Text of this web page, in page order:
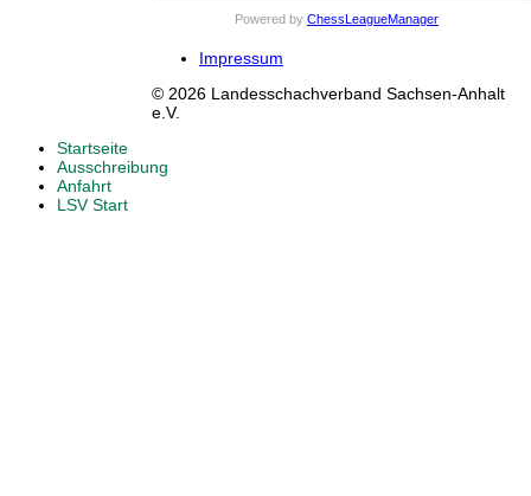
Powered by ChessLeagueManager
Impressum
© 2026 Landesschachverband Sachsen-Anhalt
e.V.
Startseite
Ausschreibung
Anfahrt
LSV Start